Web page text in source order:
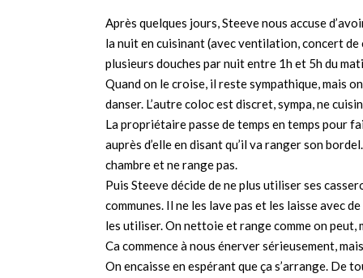
Après quelques jours, Steeve nous accuse
la nuit en cuisinant (avec ventilation, concert
plusieurs douches par nuit entre 1h et 5h du
Quand on le croise, il reste sympathique, mais
danser. L’autre coloc est discret, sympa, ne
La propriétaire passe de temps en temps pour
auprès d’elle en disant qu’il va ranger son
chambre et ne range pas.
Puis Steeve décide de ne plus utiliser ses
communes. Il ne les lave pas et les laisse avec
les utiliser. On nettoie et range comme on peut,
Ca commence à nous énerver sérieusement,
On encaisse en espérant que ça s’arrange. De